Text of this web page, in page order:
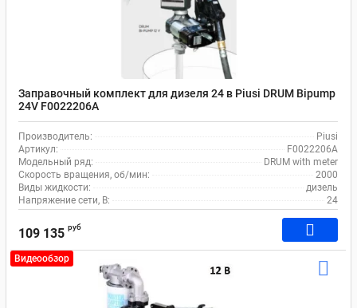
Заправочный комплект для дизеля 24 в Piusi DRUM Bipump
24V F0022206A
Производитель:
Piusi
Артикул:
F0022206A
Модельный ряд:
DRUM with meter
Скорость вращения, об/мин:
2000
Виды жидкости:
дизель
Напряжение сети, В:
24
109 135 руб
Видеообзор